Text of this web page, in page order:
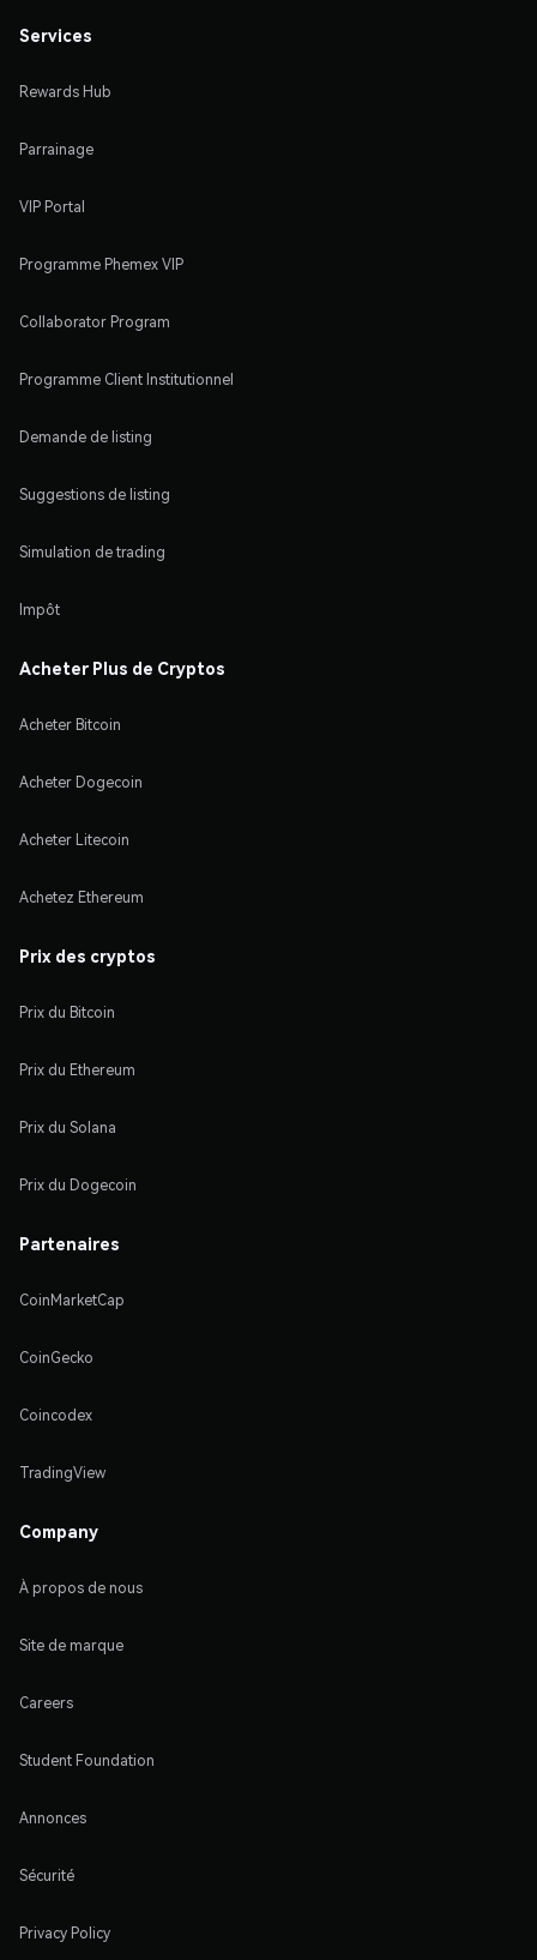
Services
Rewards Hub
Parrainage
VIP Portal
Programme Phemex VIP
Collaborator Program
Programme Client Institutionnel
Demande de listing
Suggestions de listing
Simulation de trading
Impôt
Acheter Plus de Cryptos
Acheter Bitcoin
Acheter Dogecoin
Acheter Litecoin
Achetez Ethereum
Prix des cryptos
Prix du Bitcoin
Prix du Ethereum
Prix du Solana
Prix du Dogecoin
Partenaires
CoinMarketCap
CoinGecko
Coincodex
TradingView
Company
À propos de nous
Site de marque
Careers
Student Foundation
Annonces
Sécurité
Privacy Policy